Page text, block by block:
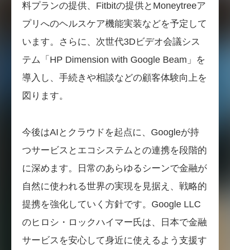
料プランの提供、Fitbitの提供とMoneytreeア
プリへのヘルスケア機能実装などを予定して
います。さらに、次世代3Dビデオ会議シス
テム「HP Dimension with Google Beam」を
導入し、手続きや相談などの顧客体験向上を
図ります。
今後はAIとクラウドを起点に、Googleが持
つサービスとエコシステムとの連携を段階的
に深めます。日常のあらゆるシーンで金融が
自然に使われる世界の実現を見据え、戦略的
提携を強化していく方針です。Google LLC
のヒロシ・ロックハイマー氏は、日本で金融
サービスを安心して身近に使えるよう支援す